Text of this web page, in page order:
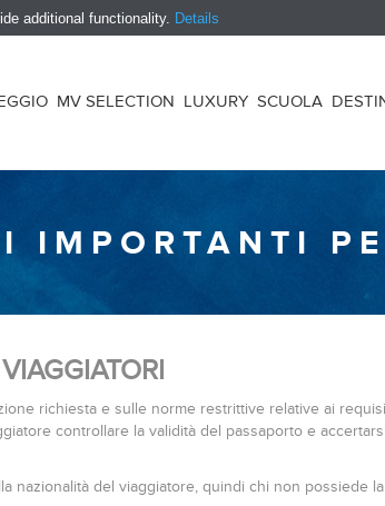
MV SELECTION LUXURY SCUOLA
IMPORTANTI
richiesta e sulle norme restrittive relative ai
controllare la validità del passaporto e
nazionalità del viaggiatore, quindi chi non possiede
additional functionality. Details